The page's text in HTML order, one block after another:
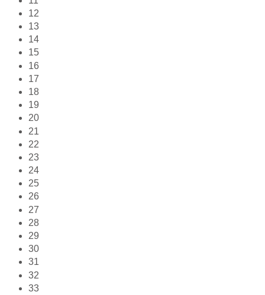
12
13
14
15
16
17
18
19
20
21
22
23
24
25
26
27
28
29
30
31
32
33